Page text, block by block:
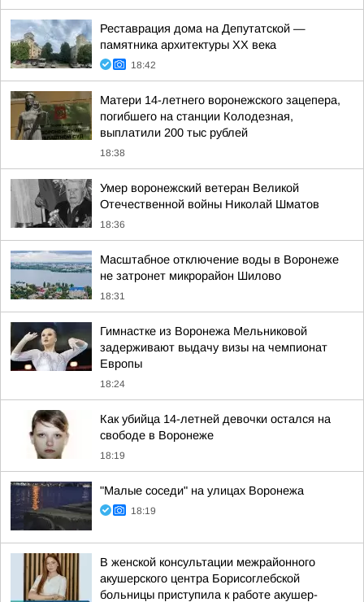
Реставрация дома на Депутатской —
памятника архитектуры ХХ века
18:42
Матери 14-летнего воронежского зацепера,
погибшего на станции Колодезная,
выплатили 200 тыс рублей
18:38
Умер воронежский ветеран Великой
Отечественной войны Николай Шматов
18:36
Масштабное отключение воды в Воронеже
не затронет микрорайон Шилово
18:31
Гимнастке из Воронежа Мельниковой
задерживают выдачу визы на чемпионат
Европы
18:24
Как убийца 14-летней девочки остался на
свободе в Воронеже
18:19
"Малые соседи" на улицах Воронежа
18:19
В женской консультации межрайонного
акушерского центра Борисоглебской
больницы приступила к работе акушер-